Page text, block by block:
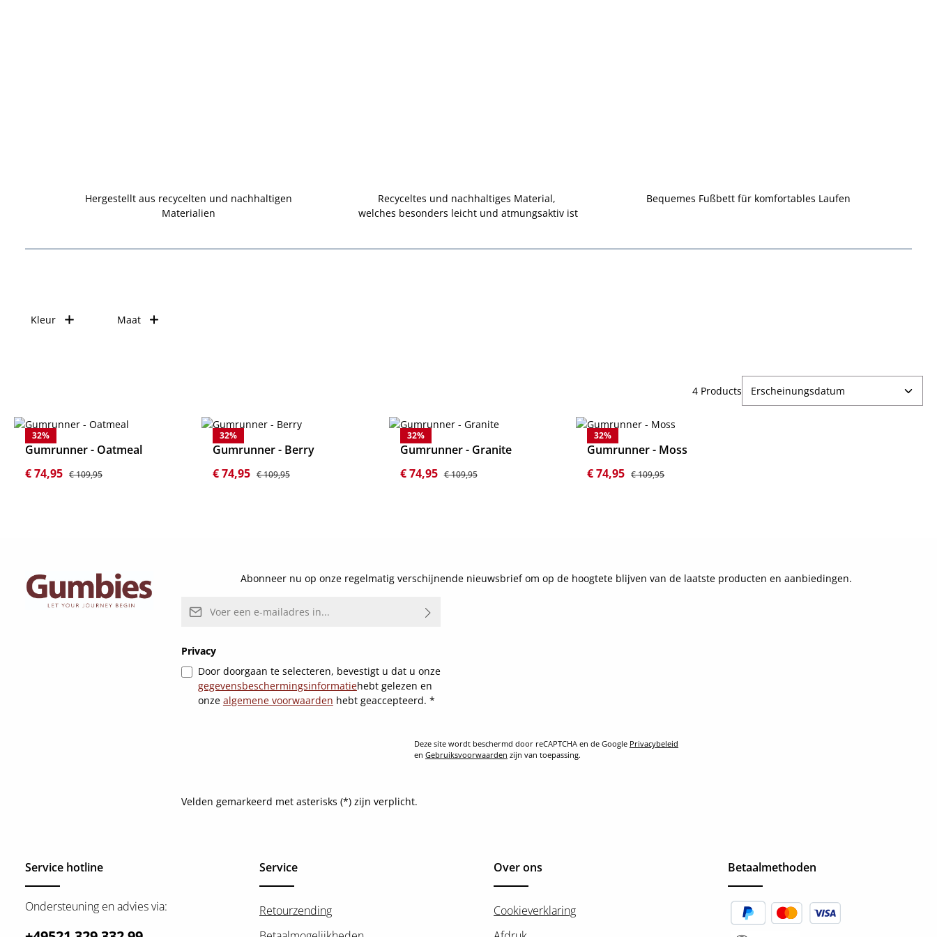
Hergestellt aus recycelten und nachhaltigen
Materialien
Recyceltes und nachhaltiges Material,
welches besonders leicht und atmungsaktiv ist
Bequemes Fußbett für komfortables Laufen
Kleur Maat
4 Products
32%
Gumrunner - Oatmeal
Verkoopprijs:
€ 74,95 Normale prijs:
€ 109,95
32%
Gumrunner - Berry
Verkoopprijs:
€ 74,95 Normale prijs:
€ 109,95
32%
Gumrunner - Granite
Verkoopprijs:
€ 74,95 Normale prijs:
€ 109,95
32%
Gumrunner - Moss
Verkoopprijs:
€ 74,95 Normale prijs:
€ 109,95
Abonneer nu op onze regelmatig verschijnende nieuwsbrief om op de hoogtete blijven van de laatste producten en aanbiedingen.
E-mailadres*
Privacy
Door doorgaan te selecteren, bevestigt u dat u onze
gegevensbeschermingsinformatiehebt gelezen en
onze algemene voorwaarden hebt geaccepteerd. *
Deze site wordt beschermd door reCAPTCHA en de Google Privacybeleid
en Gebruiksvoorwaarden zijn van toepassing.
Velden gemarkeerd met asterisks (*) zijn verplicht.
Service hotline
Ondersteuning en advies via:
Service
Retourzending
Over ons
Cookieverklaring
Betaalmethoden